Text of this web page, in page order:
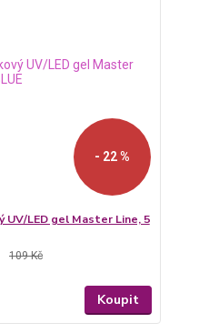
- 22 %
UV/LED gel Master Line, 5
109 Kč
Koupit